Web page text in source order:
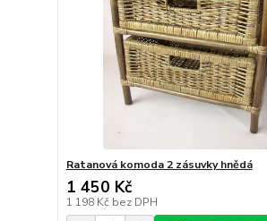
Ratanová komoda 2 zásuvky hnědá
1 450 Kč
1 198 Kč bez DPH